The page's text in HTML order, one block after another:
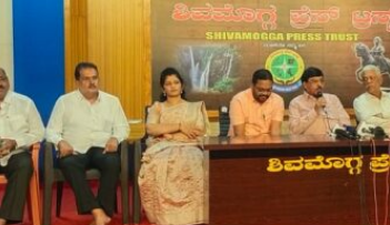
*ಶಿವಮೊಗ್ಗ; ಗೋಪಾಳದ ಆಶೀರಾಜ್ ಬಿಲ್ಡರ್ಸ್
ಅ್ಯಂಡ್ ಡೆವಲಪರ್ಸ್ ಕಚೇರಿ ಮೇಲೆ ತುಂಗಾನಗರ
ಪೊಲೀಸರ ದಾಳಿ* *ಯಾಕೆ ನಡೆದಿದೆ ದಾಳಿ?
ಅಲ್ಲಿ ಸಿಕ್ಕಿದ್ದೇನು?*
August 6, 2026